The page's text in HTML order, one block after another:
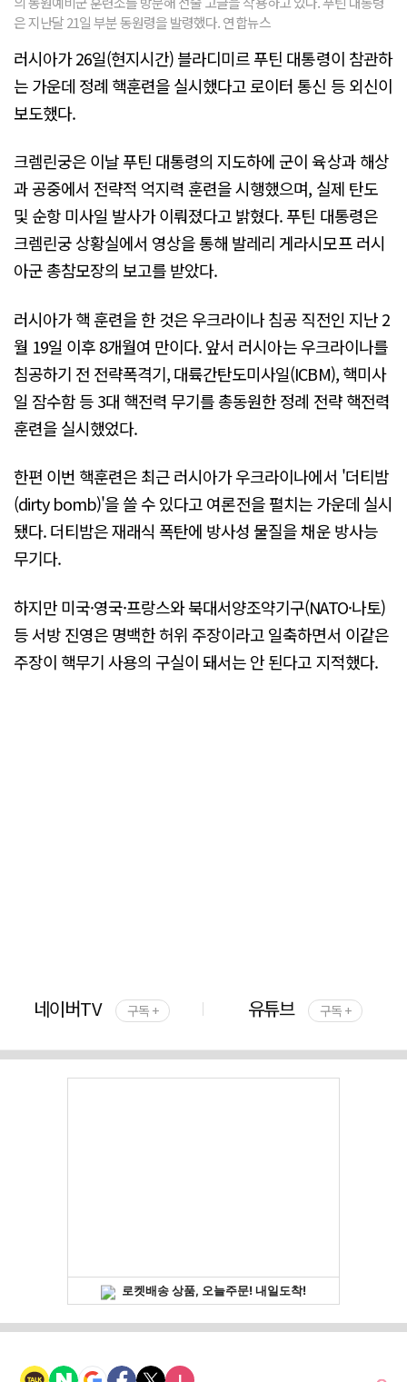
은 지난달 21일 부분 동원령을 발령했다. 연합뉴스
러시아가 26일(현지시간) 블라디미르 푸틴 대통령이 참관하
는 가운데 정례 핵훈련을 실시했다고 로이터 통신 등 외신이
보도했다.
크렘린궁은 이날 푸틴 대통령의 지도하에 군이 육상과 해상
과 공중에서 전략적 억지력 훈련을 시행했으며, 실제 탄도
및 순항 미사일 발사가 이뤄졌다고 밝혔다. 푸틴 대통령은
크렘린궁 상황실에서 영상을 통해 발레리 게라시모프 러시
아군 총참모장의 보고를 받았다.
러시아가 핵 훈련을 한 것은 우크라이나 침공 직전인 지난 2
월 19일 이후 8개월여 만이다. 앞서 러시아는 우크라이나를
침공하기 전 전략폭격기, 대륙간탄도미사일(ICBM), 핵미사
일 잠수함 등 3대 핵전력 무기를 총동원한 정례 전략 핵전력
훈련을 실시했었다.
한편 이번 핵훈련은 최근 러시아가 우크라이나에서 '더티밤
(dirty bomb)'을 쓸 수 있다고 여론전을 펼치는 가운데 실시
됐다. 더티밤은 재래식 폭탄에 방사성 물질을 채운 방사능
무기다.
하지만 미국·영국·프랑스와 북대서양조약기구(NATO·나토)
등 서방 진영은 명백한 허위 주장이라고 일축하면서 이같은
주장이 핵무기 사용의 구실이 돼서는 안 된다고 지적했다.
네이버TV 구독 + 유튜브 구독 +